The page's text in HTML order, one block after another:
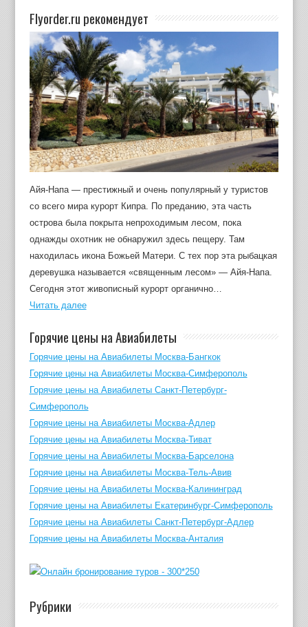
Flyorder.ru рекомендует
Айя-Напа — престижный и очень популярный у туристов
со всего мира курорт Кипра. По преданию, эта часть
острова была покрыта непроходимым лесом, пока
однажды охотник не обнаружил здесь пещеру. Там
находилась икона Божьей Матери. С тех пор эта рыбацкая
деревушка называется «священным лесом» — Айя-Напа.
Сегодня этот живописный курорт органично…
Читать далее
Горячие цены на Авиабилеты
Горячие цены на Авиабилеты Москва-Бангкок
Горячие цены на Авиабилеты Москва-Симферополь
Горячие цены на Авиабилеты Санкт-Петербург-
Симферополь
Горячие цены на Авиабилеты Москва-Адлер
Горячие цены на Авиабилеты Москва-Тиват
Горячие цены на Авиабилеты Москва-Барселона
Горячие цены на Авиабилеты Москва-Тель-Авив
Горячие цены на Авиабилеты Москва-Калининград
Горячие цены на Авиабилеты Екатеринбург-Симферополь
Горячие цены на Авиабилеты Санкт-Петербург-Адлер
Горячие цены на Авиабилеты Москва-Анталия
Рубрики